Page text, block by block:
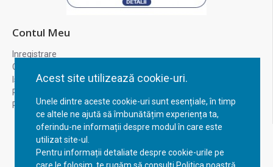
Acest site utilizează cookie-uri.
Unele dintre aceste cookie-uri sunt esențiale, în timp
ce altele ne ajută să îmbunătățim experiența ta,
oferindu-ne informații despre modul în care este
utilizat site-ul.
Pentru informații detaliate despre cookie-urile pe
Contul Meu
Inregistrare
Contul meu
Istoric comenzi
Recuperare parola
Returnare produs